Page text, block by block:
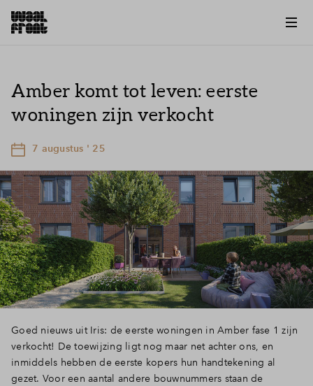
Amber komt tot leven: eerste
woningen zijn verkocht
7 augustus ' 25
Goed nieuws uit Iris: de eerste woningen in Amber fase 1 zijn
verkocht! De toewijzing ligt nog maar net achter ons, en
inmiddels hebben de eerste kopers hun handtekening al
gezet. Voor een aantal andere bouwnummers staan de